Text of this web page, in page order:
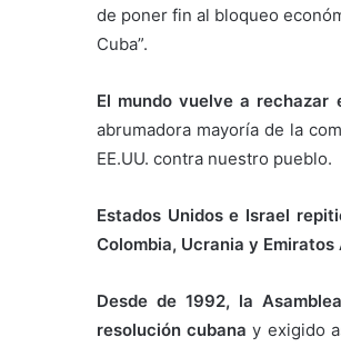
de poner fin al bloqueo
Cuba”.
El mundo vuelve a rechazar
abrumadora mayoría de la
EE.UU. contra nuestro pueblo.
Estados Unidos e Israel
Colombia, Ucrania y Emiratos
Desde de 1992, la
resolución cubana y exigido